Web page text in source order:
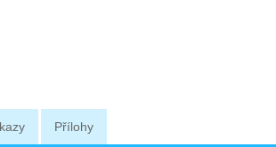
Přílohy